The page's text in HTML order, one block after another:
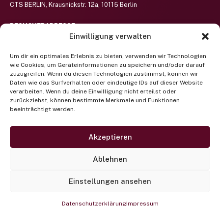
Einwilligung verwalten
Um dir ein optimales Erlebnis zu bieten, verwenden wir Technologien
wie Cookies, um Geräteinformationen zu speichern und/oder darauf
zuzugreifen. Wenn du diesen Technologien zustimmst, können wir
Daten wie das Surfverhalten oder eindeutige IDs auf dieser Website
verarbeiten. Wenn du deine Einwilligung nicht erteilst oder
zurückziehst, können bestimmte Merkmale und Funktionen
beeinträchtigt werden.
Akzeptieren
Ablehnen
Einstellungen ansehen
DatenschutzerklärungImpressum
CTS BERLIN, Krausnickstr. 12a, 10115 Berlin
BESUCHERADRESSE
Haus St.-Michael-Stift auf dem Gelände des Alexianer St. Hedwig-
RUFEN SIE UNS AN
Telefon +49 (0) 30 400 372 122
(Mo-Fr 9-13 Uhr)
Newsletter abonnieren
SCHREIBEN SIE UNS EINE EMAIL
projektbuero@cts-berlin.org